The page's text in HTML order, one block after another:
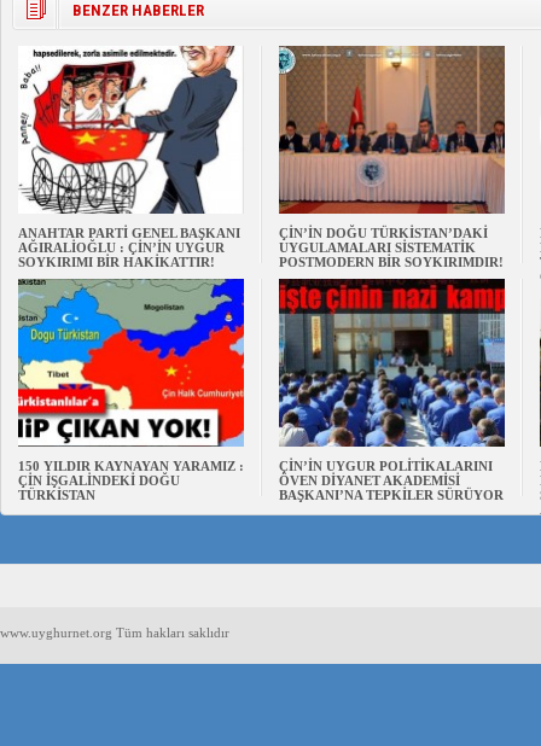
BENZER HABERLER
ANAHTAR PARTİ GENEL BAŞKANI
AĞIRALİOĞLU : ÇİN’İN UYGUR
SOYKIRIMI BİR HAKİKATTIR!
ÇİN’İN DOĞU TÜRKİSTAN’DAKİ
UYGULAMALARI SİSTEMATİK
POSTMODERN BİR SOYKIRIMDIR!
150 YILDIR KAYNAYAN YARAMIZ :
ÇİN İŞGALİNDEKİ DOĞU
TÜRKİSTAN
ÇİN’İN UYGUR POLİTİKALARINI
ÖVEN DİYANET AKADEMİSİ
BAŞKANI’NA TEPKİLER SÜRÜYOR
www.uyghurnet.org Tüm hakları saklıdır